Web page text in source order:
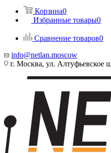
Корзина0
Избранные товары0
Сравнение товаров0
info@netlan.moscow
г. Москва, ул. Алтуфьевское